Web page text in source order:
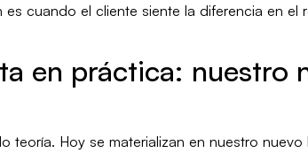
cuando el cliente siente la diferencia en el
en práctica: nuestro
teoría. Hoy se materializan en nuestro nuevo